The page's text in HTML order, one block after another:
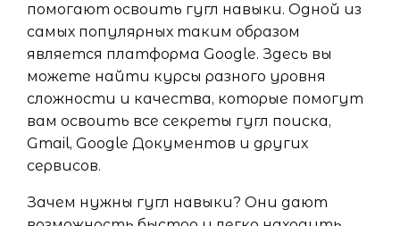
помогают освоить гугл навыки. Одной из
самых популярных таким образом
является платформа Google. Здесь вы
можете найти курсы разного уровня
сложности и качества, которые помогут
вам освоить все секреты гугл поиска,
Gmail, Google Документов и других
сервисов.
Зачем нужны гугл навыки? Они дают